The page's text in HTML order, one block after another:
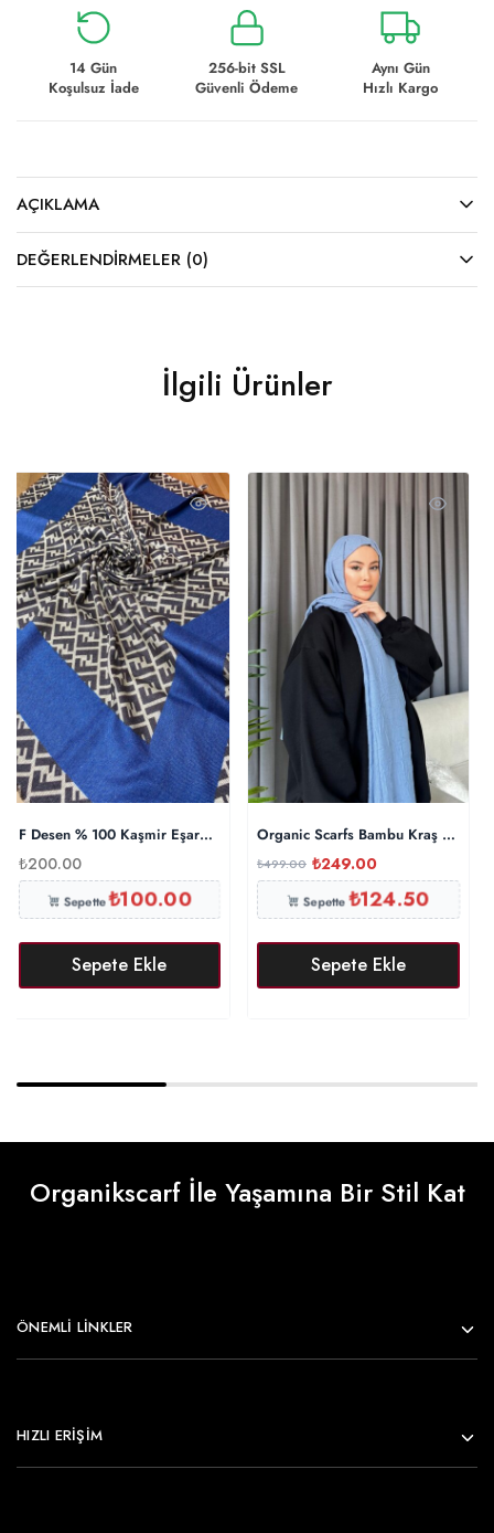
14 Gün
Koşulsuz İade
256-bit SSL
Güvenli Ödeme
Aynı Gün
Hızlı Kargo
AÇIKLAMA
DEĞERLENDIRMELER (0)
İlgili Ürünler
F Desen % 100 Kaşmir Eşarp – İndigo
₺200.00
Sepette₺100.00
Sepete Ekle
Organic Scarfs Bambu Kraş Şal
₺499.00 ₺249.00
Sepette₺124.50
Sepete Ekle
Organikscarf İle Yaşamına Bir Stil Kat
ÖNEMLI LINKLER
HIZLI ERİŞİM